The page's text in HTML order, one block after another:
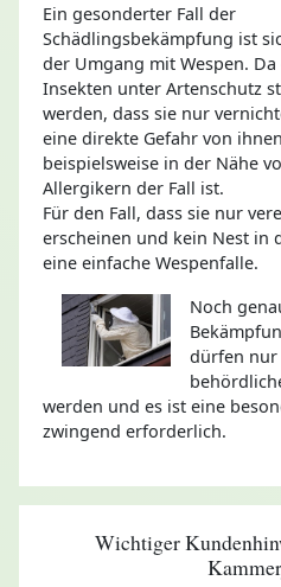
Ein gesonderter Fall der
Schädlingsbekämpfung ist
der Umgang mit Wespen. Da
Insekten unter Artenschutz
werden, dass sie nur
eine direkte Gefahr von
beispielsweise in der Nähe
Allergikern der Fall ist.
Für den Fall, dass sie nur
erscheinen und kein Nest in
eine einfache Wespenfalle.
Noch
dürfen nur
werden und es ist eine
zwingend erforderlich.
Wichtiger